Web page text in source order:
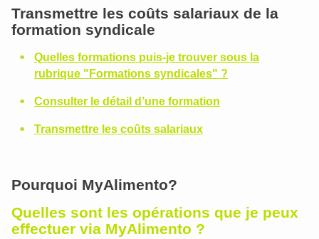
Transmettre les coûts salariaux de la
formation syndicale
Quelles formations puis-je trouver sous la
rubrique "Formations syndicales" ?
Consulter le détail d’une formation
Transmettre les coûts salariaux
Pourquoi MyAlimento?
Quelles sont les opérations que je peux
effectuer via MyAlimento ?